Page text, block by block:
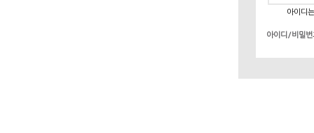
아이디
아이디/비밀번